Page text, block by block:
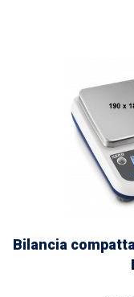
Bilancia